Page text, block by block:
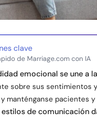
clave
de Marriage.com con IA
emocional se une a
sobre sus sentimientos
manténganse pacientes
de comunicación